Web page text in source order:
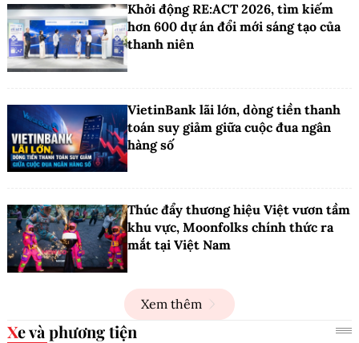
Khởi động RE:ACT 2026, tìm kiếm
hơn 600 dự án đổi mới sáng tạo của
thanh niên
VietinBank lãi lớn, dòng tiền thanh
toán suy giảm giữa cuộc đua ngân
hàng số
Thúc đẩy thương hiệu Việt vươn tầm
khu vực, Moonfolks chính thức ra
mắt tại Việt Nam
Xem thêm
Xe và phương tiện